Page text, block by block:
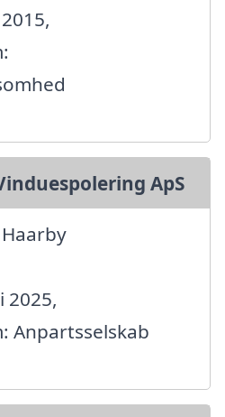
ApS
2025,
Anpartsselskab